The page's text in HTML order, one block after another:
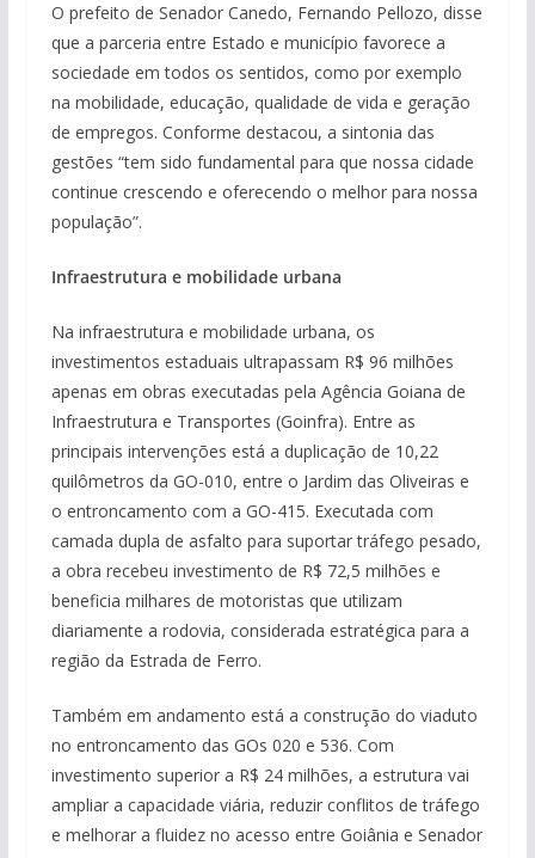
O prefeito de Senador Canedo, Fernando Pellozo, disse
que a parceria entre Estado e município favorece a
sociedade em todos os sentidos, como por exemplo
na mobilidade, educação, qualidade de vida e geração
de empregos. Conforme destacou, a sintonia das
gestões “tem sido fundamental para que nossa cidade
continue crescendo e oferecendo o melhor para nossa
população”.
Infraestrutura e mobilidade urbana
Na infraestrutura e mobilidade urbana, os
investimentos estaduais ultrapassam R$ 96 milhões
apenas em obras executadas pela Agência Goiana de
Infraestrutura e Transportes (Goinfra). Entre as
principais intervenções está a duplicação de 10,22
quilômetros da GO-010, entre o Jardim das Oliveiras e
o entroncamento com a GO-415. Executada com
camada dupla de asfalto para suportar tráfego pesado,
a obra recebeu investimento de R$ 72,5 milhões e
beneficia milhares de motoristas que utilizam
diariamente a rodovia, considerada estratégica para a
região da Estrada de Ferro.
Também em andamento está a construção do viaduto
no entroncamento das GOs 020 e 536. Com
investimento superior a R$ 24 milhões, a estrutura vai
ampliar a capacidade viária, reduzir conflitos de tráfego
e melhorar a fluidez no acesso entre Goiânia e Senador